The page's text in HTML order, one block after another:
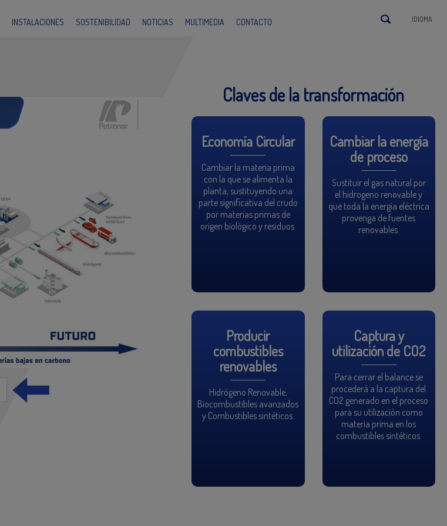
INSTALACIONES SOSTENIBILIDAD NOTICIAS MULTIMEDIA CONTACTO IDIOMA
Claves de la transformación
Economía Circular
Cambiar la materia prima
con la que se alimenta la
planta, sustituyendo una
parte significativa del crudo
por materias primas de
origen biológico y residuos.
Producir
combustibles
renovables
Hidrógeno Renovable,
Biocombustibles avanzados
y Combustibles sintéticos.
Cambiar la energía
de proceso
Sustituir el gas natural por
el hidrogeno renovable y
que toda la energía eléctrica
provenga de fuentes
renovables.
Captura y
utilización de CO2
Para cerrar el balance se
procederá a la captura del
CO2 generado en el proceso
para su utilización como
materia prima en los
combustibles sintéticos.